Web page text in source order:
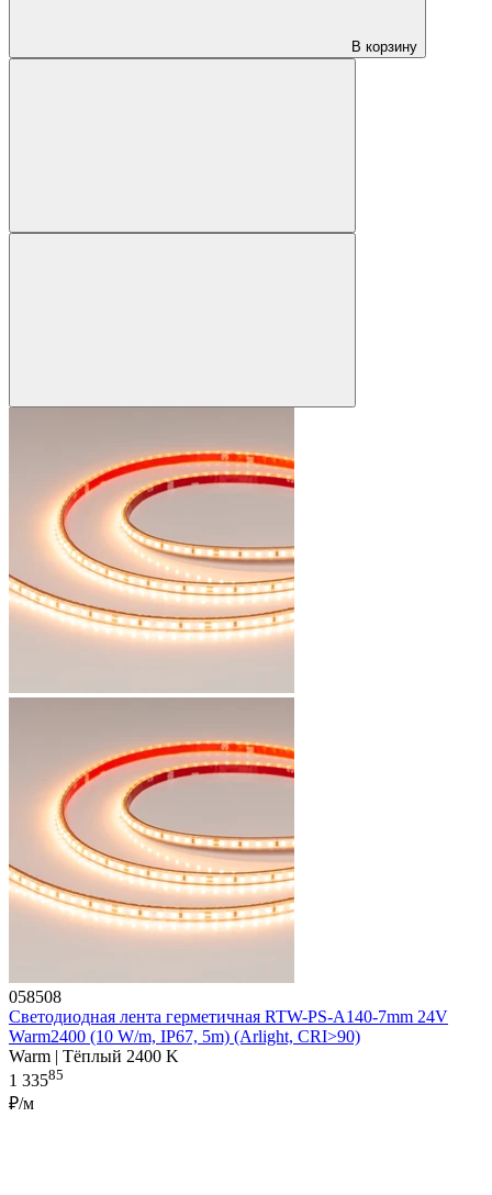
В корзину
058508
Светодиодная лента герметичная RTW-PS-A140-7mm 24V
Warm2400 (10 W/m, IP67, 5m) (Arlight, CRI>90)
Warm | Тёплый 2400 K
1 33585
₽/м